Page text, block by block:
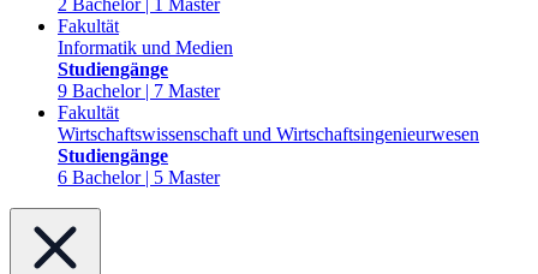
2 Bachelor | 1 Master
Fakultät
Informatik und Medien
Studiengänge
9 Bachelor | 7 Master
Fakultät
Wirtschaftswissenschaft und Wirtschaftsingenieurwesen
Studiengänge
6 Bachelor | 5 Master